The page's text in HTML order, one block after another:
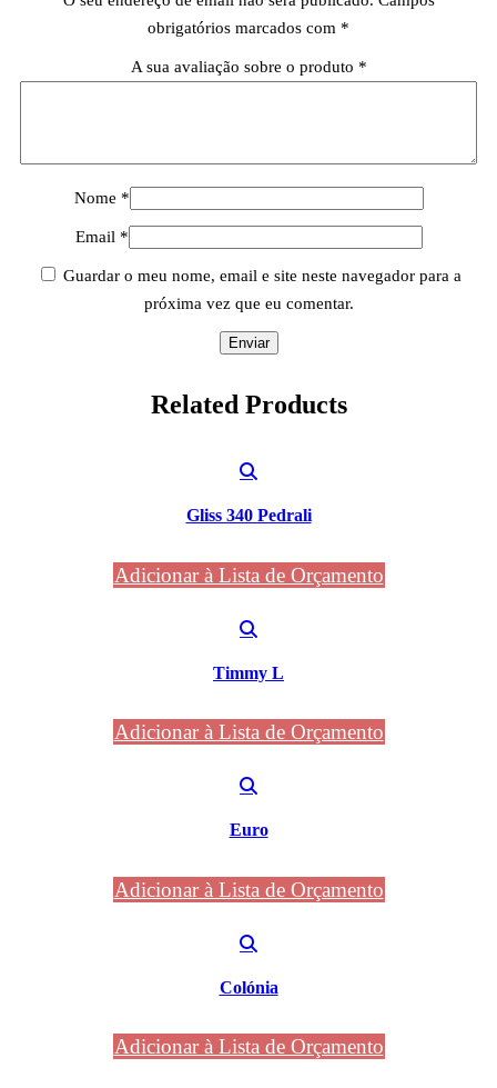
obrigatórios marcados com *
A sua avaliação sobre o produto *
Nome *
Email *
Guardar o meu nome, email e site neste navegador para a
próxima vez que eu comentar.
Related Products
Gliss 340 Pedrali
Adicionar à Lista de Orçamento
Timmy L
Adicionar à Lista de Orçamento
Euro
Adicionar à Lista de Orçamento
Colónia
Adicionar à Lista de Orçamento